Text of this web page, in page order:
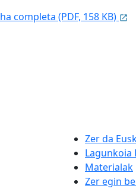
completa (PDF, 158 KB)
Zer da
Lagunkoia
Materialak
Zer egin